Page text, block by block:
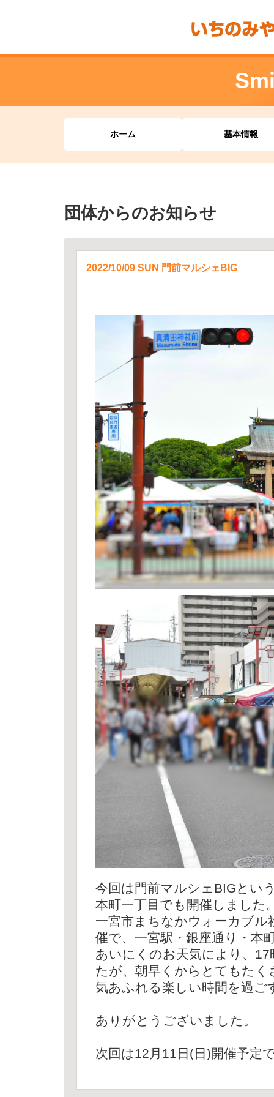
ホーム 基本情報
団体からのお知らせ
2022/10/09 SUN 門前マルシェBIG
今回は門前マルシェBIGとい
本町一丁目でも開催しました
一宮市まちなかウォーカブ
催で、一宮駅・銀座通り・本
あいにくのお天気により、
たが、朝早くからとてもた
気あふれる楽しい時間を過ご
ありがとうございました。
次回は12月11日(日)開催予定